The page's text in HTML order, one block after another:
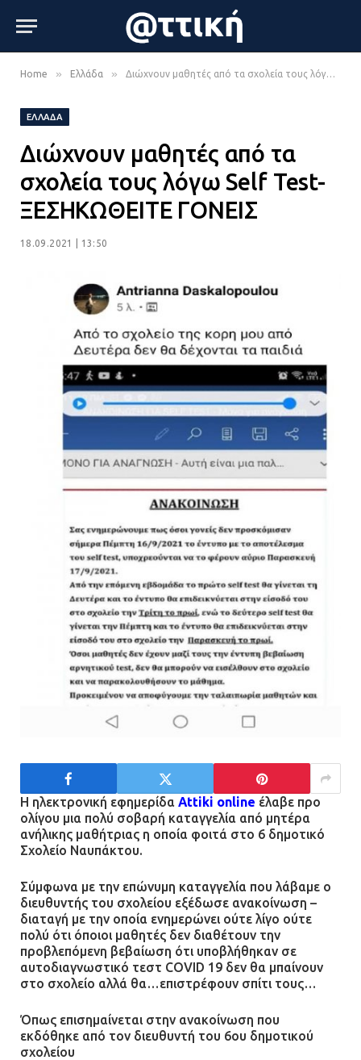
Home » Ελλάδα » Διώχνουν μαθητές από τα σχολεία τους λόγω Self Test- ΞΕΣΗΚΩΘΕΙΤΕ ΓΟΝΕΙΣ
ΕΛΛΆΔΑ
Διώχνουν μαθητές από τα
σχολεία τους λόγω Self Test-
ΞΕΣΗΚΩΘΕΙΤΕ ΓΟΝΕΙΣ
18.09.2021 | 13:50
Η ηλεκτρονική εφημερίδα Attiki online έλαβε προ
ολίγου μια πολύ σοβαρή καταγγελία από μητέρα
ανήλικης μαθήτριας η οποία φοιτά στο 6 δημοτικό
Σχολείο Ναυπάκτου.
Σύμφωνα με την επώνυμη καταγγελία που λάβαμε ο
διευθυντής του σχολείου εξέδωσε ανακοίνωση –
διαταγή με την οποία ενημερώνει ούτε λίγο ούτε
πολύ ότι όποιοι μαθητές δεν διαθέτουν την
προβλεπόμενη βεβαίωση ότι υποβλήθηκαν σε
αυτοδιαγνωστικό τεστ COVID 19 δεν θα μπαίνουν
στο σχολείο αλλά θα…επιστρέφουν σπίτι τους…
Όπως επισημαίνεται στην ανακοίνωση που
εκδόθηκε από τον διευθυντή του 6ου δημοτικού
σχολείου